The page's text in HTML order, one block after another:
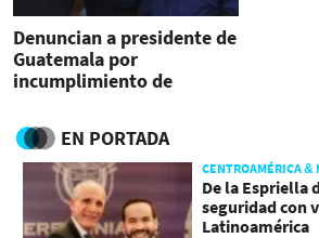
Denuncian a presidente de
Guatemala por
incumplimiento de
EN PORTADA
CENTROAMÉRICA &
De la Espriella
seguridad con
Latinoamérica